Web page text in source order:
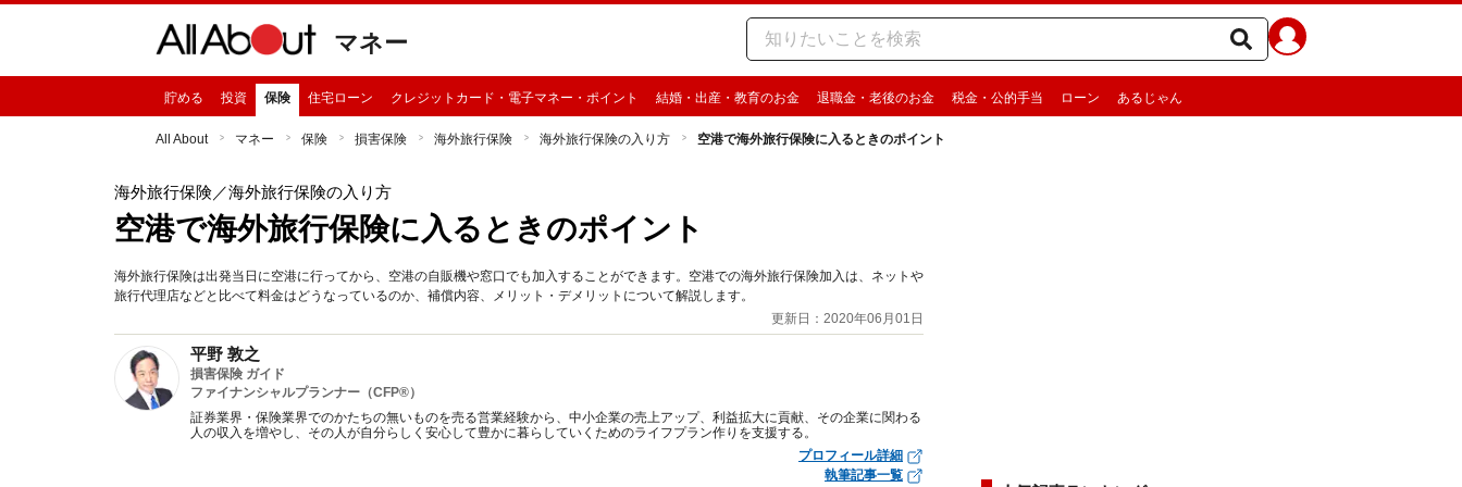
マネー
貯める 投資 保険 住宅ローン クレジットカード・電子マネー・ポイント 結婚・出産・教育のお金 退職金・老後のお金 税金・公的手当 ローン あるじゃん
All About マネー 保険 損害保険 海外旅行保険 海外旅行保険の入り方 空港で海外旅行保険に入るときのポイント
海外旅行保険／海外旅行保険の入り方
空港で海外旅行保険に入るときのポイント
海外旅行保険は出発当日に空港に行ってから、空港の自販機や窓口でも加入することができます。空港での海外旅行保険加入は、ネットや
旅行代理店などと比べて料金はどうなっているのか、補償内容、メリット・デメリットについて解説します。
更新日：2020年06月01日
平野 敦之
損害保険 ガイド
ファイナンシャルプランナー（CFP®）
証券業界・保険業界でのかたちの無いものを売る営業経験から、中小企業の売上アップ、利益拡大に貢献、その企業に関わる
人の収入を増やし、その人が自分らしく安心して豊かに暮らしていくためのライフプラン作りを支援する。
プロフィール詳細
執筆記事一覧